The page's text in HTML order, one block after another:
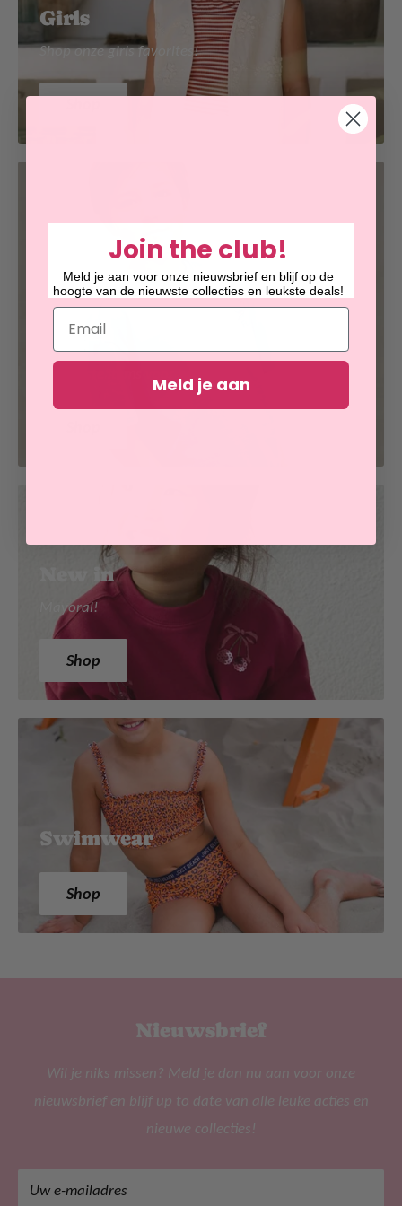
Girls
Shop onze girls favorites!
Boys
De coolste items voor boys!
New in
Mayoral!
Shop
Swimwear
Shop
Nieuwsbrief
Wil je niks missen? Meld je dan nu aan voor onze
nieuwsbrief en blijf up to date van alle leuke acties en
nieuwe collecties!
Uw e-mailadres
Join the club!
Meld je aan voor onze nieuwsbrief en blijf op de
hoogte van de nieuwste collecties en leukste deals!
Email
Meld je aan